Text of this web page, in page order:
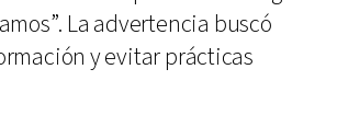
La advertencia buscó
y evitar prácticas